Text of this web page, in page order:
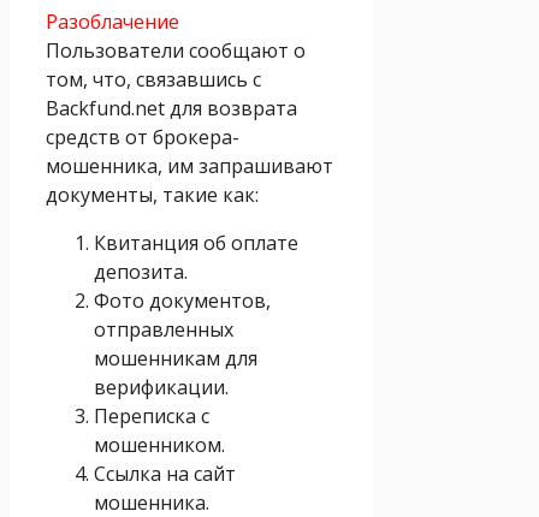
Разоблачение
Пользователи сообщают о
том, что, связавшись с
Backfund.net для возврата
средств от брокера-
мошенника, им запрашивают
документы, такие как:
Квитанция об оплате
депозита.
Фото документов,
отправленных
мошенникам для
верификации.
Переписка с
мошенником.
Ссылка на сайт
мошенника.